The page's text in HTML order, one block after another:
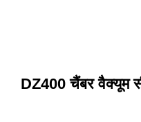
DZ400 चैंबर वैक्यूम